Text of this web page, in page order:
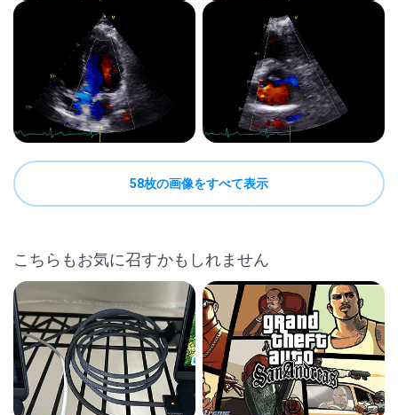
58枚の画像をすべて表示
こちらもお気に召すかもしれません